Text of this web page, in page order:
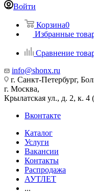
Войти
Корзина0
Избранные
Сравнение
info@shonx.ru
г. Санкт-Петербург,
г. Москва,
Крылатская ул., д. 2, к. 4
Вконтакте
Каталог
Услуги
Вакансии
Контакты
Распродажа
АУТЛЕТ
...